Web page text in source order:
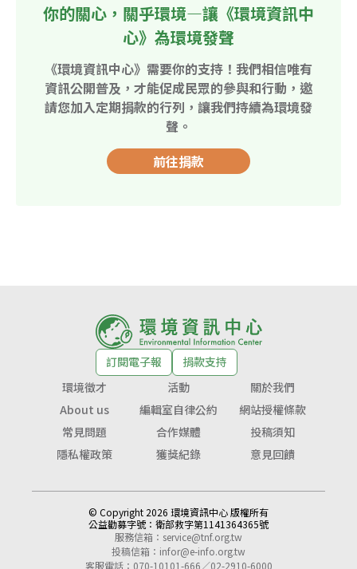
你的關心，關乎環境—讓《環境資訊中
心》為環境發聲
《環境資訊中心》需要你的支持！我們相信唯有
資訊公開普及，才能促成民眾的參與和行動，邀
請您加入定期捐款的行列，讓我們持續為環境發
聲。
前往捐款
訂閱電子報
捐款支持
環境徵才
活動
關於我們
About us
編輯室自律公約
網站授權條款
常見問題
合作媒體
投稿須知
隱私權政策
獲獎紀錄 意見回饋
© Copyright 2026 環境資訊中心 版權所有
公益勸募字號： 衛部救字第1141364365號
服務信箱： service@tnf.org.tw
投稿信箱： infor@e-info.org.tw
客服電話：070-10101-666／02-2910-6000